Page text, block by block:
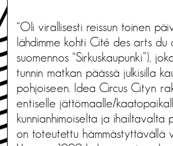
“Oli virallisesti reissun toinen
lähdimme kohti Cité des arts du
suomennos “Sirkuskaupunki”),
tunnin matkan päässä julkisilla
pohjoiseen. Idea Circus Cityn
entiselle jättömaalle/
kunnianhimoiselta ja ihailtavalta
on toteutettu hämmästyttävällä